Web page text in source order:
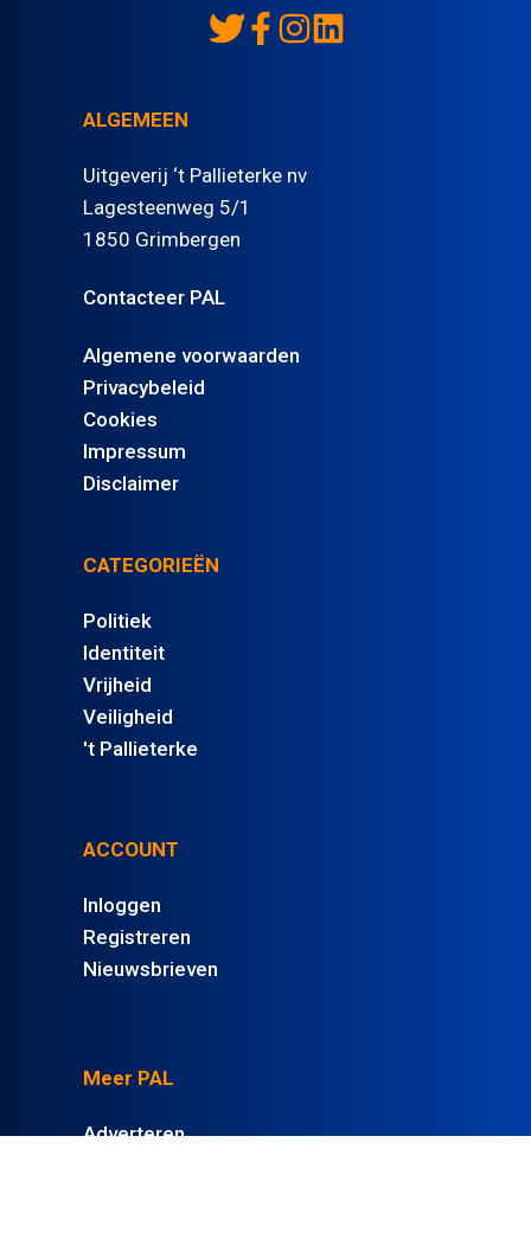
ALGEMEEN
Uitgeverij ‘t Pallieterke nv
Lagesteenweg 5/1
1850 Grimbergen
Contacteer PAL
Algemene voorwaarden
Privacybeleid
Cookies
Impressum
Disclaimer
CATEGORIEËN
Politiek
Identiteit
Vrijheid
Veiligheid
't Pallieterke
ACCOUNT
Inloggen
Registreren
Nieuwsbrieven
Meer PAL
Adverteren